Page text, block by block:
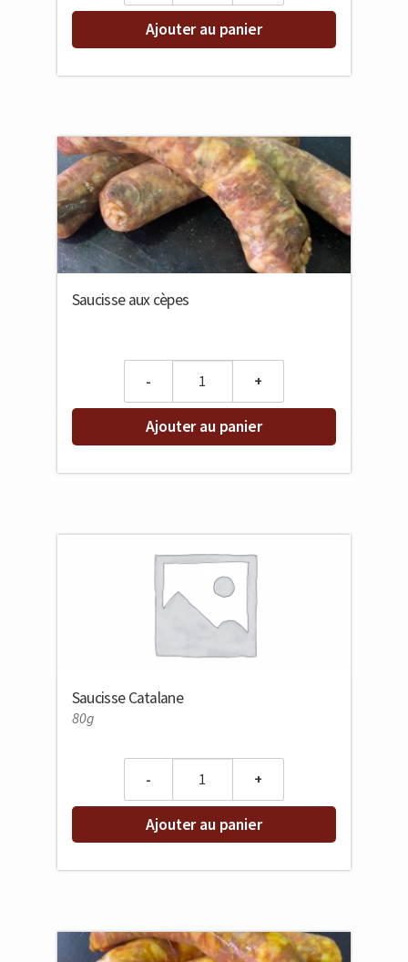
Ajouter au panier
Saucisse aux cèpes
Ajouter au panier
Saucisse Catalane
80g
Ajouter au panier